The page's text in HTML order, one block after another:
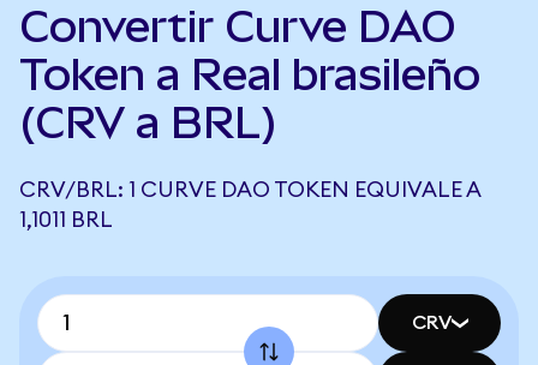
Convertir Curve DAO
Token a Real brasileño
(CRV a BRL)
CRV/BRL: 1 CURVE DAO TOKEN EQUIVALE A
1,1011 BRL
CRV